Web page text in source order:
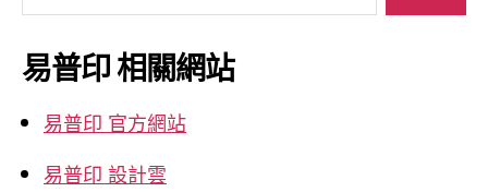
關
鍵
字:
易普印 相關網站
易普印 官方網站
易普印 設計雲